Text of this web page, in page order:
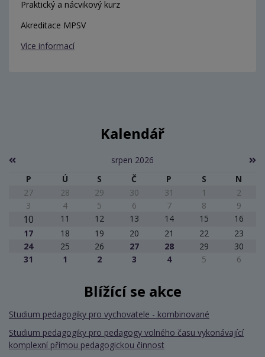
Praktický a nácvikový kurz
Akreditace MPSV
Více informací
Kalendář
srpen 2026
P
Ú S Č P S
N
27
28 29 30 31 1
2
3
4 5 6 7 8 9
10 11 12 13 14 15
16
17
18 19 20 21 22
23
24
25 26 27 28 29
30
31
1 2 3 4 5 6
Blížící se akce
Studium pedagogiky pro vychovatele - kombinované
Studium pedagogiky pro pedagogy volného času vykonávající
komplexní přímou pedagogickou činnost